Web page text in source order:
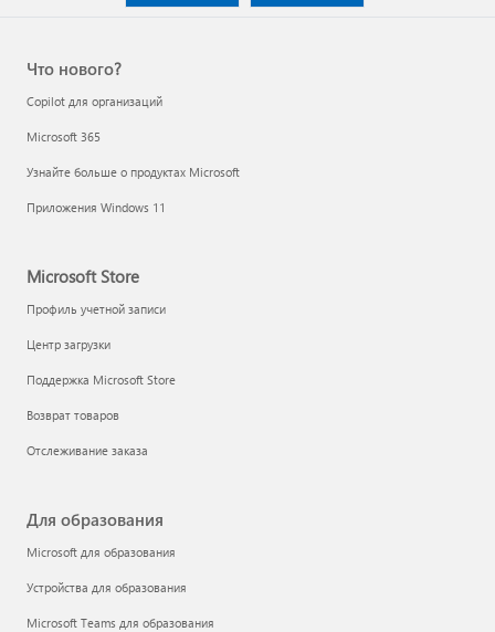
Что нового?
Copilot для организаций
Microsoft 365
Узнайте больше о продуктах Microsoft
Приложения Windows 11
Microsoft Store
Профиль учетной записи
Центр загрузки
Поддержка Microsoft Store
Возврат товаров
Отслеживание заказа
Для образования
Microsoft для образования
Устройства для образования
Microsoft Teams для образования